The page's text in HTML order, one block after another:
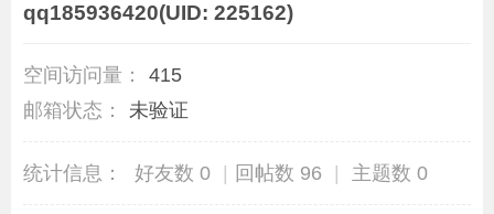
qq185936420(UID: 225162)
空间访问量：
415
邮箱状态：
未验证
统计信息： 好友数 0 | 回帖数 96 | 主题数 0